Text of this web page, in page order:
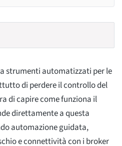
strumenti automatizzati per le
di perdere il controllo del
di capire come funziona il
direttamente a questa
automazione guidata,
e connettività con i broker